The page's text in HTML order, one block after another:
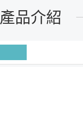
產品介紹